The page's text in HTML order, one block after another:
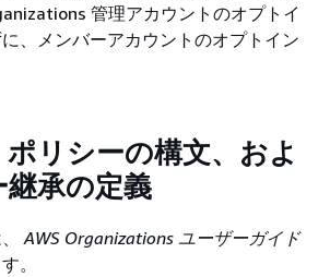
管理アカウントのオプトイ
、メンバーアカウントのオプトイン
リシーの構文、およ
承の定義
AWS Organizations ユーザーガイド
。